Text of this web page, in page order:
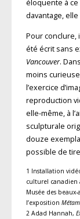
éloquente à
davantage,
Pour conclure,
été écrit sans
Vancouver.
moins
l’exercice
reproduction
elle-même, à
sculpturale
douze
possible de
1 Installation
culturel canadien
Musée des
l’exposition
2 Adad Hannah,